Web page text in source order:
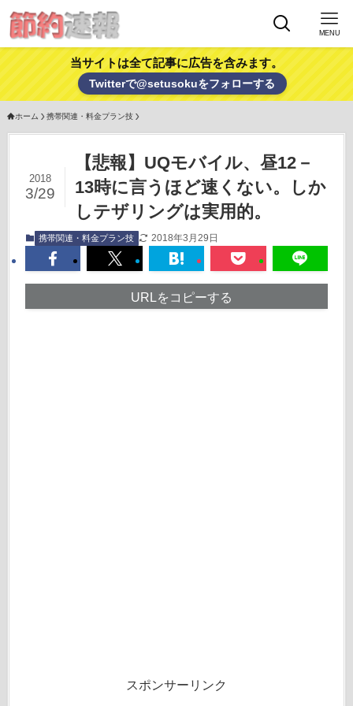
MENU
当サイトは全て記事に広告を含みます。
Twitterで@setusokuをフォローする
ホーム 携帯関連・料金プラン技
【悲報】UQモバイル、昼12－
13時に言うほど速くない。しか
しテザリングは実用的。
2018
3/29
携帯関連・料金プラン技 2018年3月29日
URLをコピーする
スポンサーリンク